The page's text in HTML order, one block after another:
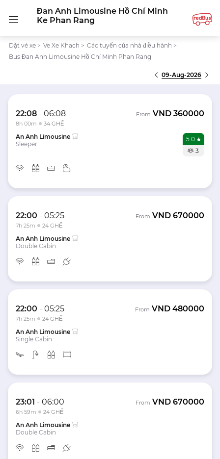
Đan Anh Limousine Hồ Chí Minh
Ke Phan Rang
Dặt vé xe > Ve Xe Khach > Các tuyến của nhà điều hành >
Bus Đan Anh Limousine Hồ Chí Minh Phan Rang
09-Aug-2026
22:08 - 06:08
8h 00m 34 GHẾ
From VND 360000
An Anh Limousine
Sleeper
5.0
3
22:00 - 05:25
7h 25m 24 GHẾ
From VND 670000
An Anh Limousine
Double Cabin
22:00 - 05:25
7h 25m 24 GHẾ
From VND 480000
An Anh Limousine
Single Cabin
23:01 - 06:00
6h 59m 24 GHẾ
From VND 670000
An Anh Limousine
Double Cabin